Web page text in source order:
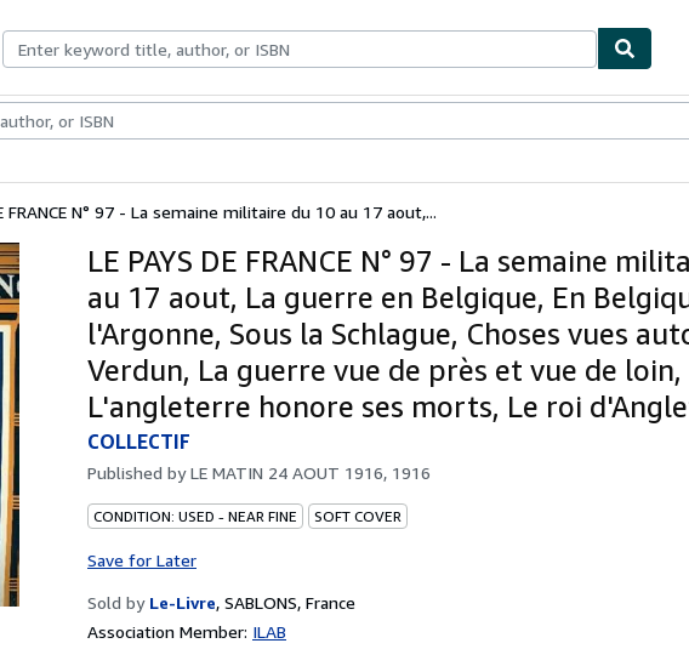
BooksArt & Collectibles
FRANCE N° 97 - La semaine militaire du 10 au 17 aout,...
LE PAYS DE FRANCE N° 97 - La semaine
au 17 aout, La guerre en Belgique, En
l'Argonne, Sous la Schlague, Choses vues
Verdun, La guerre vue de près et vue de loin,
L'angleterre honore ses morts, Le roi
COLLECTIF
Published byLE MATIN 24 AOUT 1916, 1916
CONDITION: USED - NEAR FINE SOFT COVER
Save for Later
Sold by Le-Livre, SABLONS, France
Association Member: ILAB